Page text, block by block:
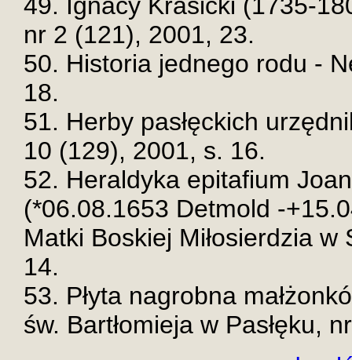
nr 2 (121), 2001, 23.
50. Historia jednego rodu -
18.
51. Herby pasłęckich
10 (129), 2001, s. 16.
52. Heraldyka epitafium
(*06.08.1653 Detmold -
Matki Boskiej Miłosierdzia
14.
53. Płyta nagrobna
św. Bartłomieja w Pasłęku,